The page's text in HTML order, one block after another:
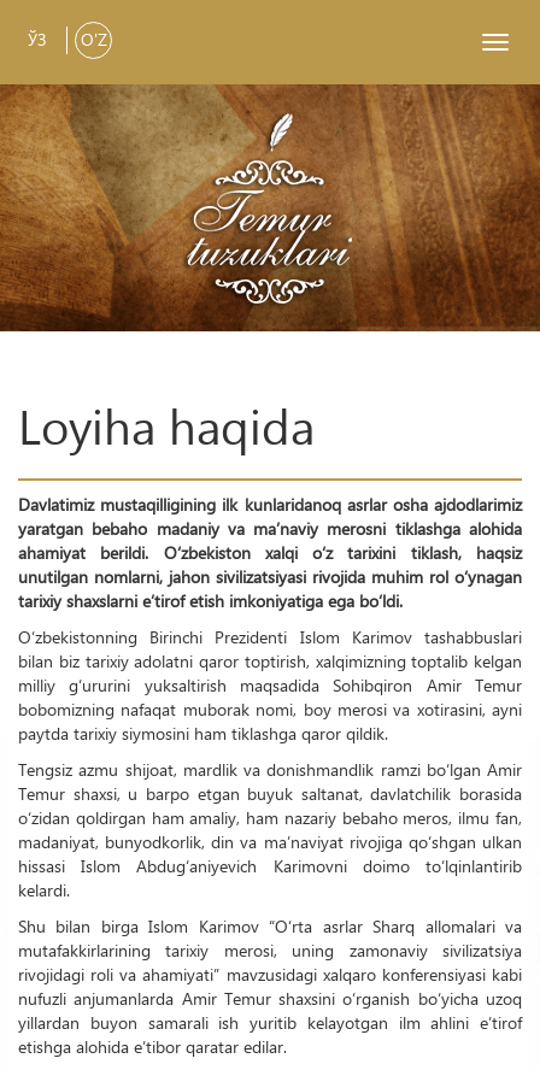
ЎЗ O'Z
Loyiha haqida
Davlatimiz mustaqilligining ilk kunlaridanoq asrlar osha ajdodlarimiz
yaratgan bebaho madaniy va ma’naviy merosni tiklashga alohida
ahamiyat berildi. O‘zbekiston xalqi o‘z tarixini tiklash, haqsiz
unutilgan nomlarni, jahon sivilizatsiyasi rivojida muhim rol o‘ynagan
tarixiy shaxslarni e’tirof etish imkoniyatiga ega bo‘ldi.
O‘zbekistonning Birinchi Prezidenti Islom Karimov tashabbuslari
bilan biz tarixiy adolatni qaror toptirish, xalqimizning toptalib kelgan
milliy g‘ururini yuksaltirish maqsadida Sohibqiron Amir Temur
bobomizning nafaqat muborak nomi, boy merosi va xotirasini, ayni
paytda tarixiy siymosini ham tiklashga qaror qildik.
Tengsiz azmu shijoat, mardlik va donishmandlik ramzi bo‘lgan Amir
Temur shaxsi, u barpo etgan buyuk saltanat, davlatchilik borasida
o‘zidan qoldirgan ham amaliy, ham nazariy bebaho meros, ilmu fan,
madaniyat, bunyodkorlik, din va ma’naviyat rivojiga qo‘shgan ulkan
hissasi Islom Abdug‘aniyevich Karimovni doimo to‘lqinlantirib
kelardi.
Shu bilan birga Islom Karimov “O‘rta asrlar Sharq allomalari va
mutafakkirlarining tarixiy merosi, uning zamonaviy sivilizatsiya
rivojidagi roli va ahamiyati” mavzusidagi xalqaro konferensiyasi kabi
nufuzli anjumanlarda Amir Temur shaxsini o‘rganish bo‘yicha uzoq
yillardan buyon samarali ish yuritib kelayotgan ilm ahlini e’tirof
etishga alohida e’tibor qaratar edilar.